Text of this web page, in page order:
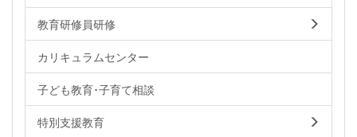
教育研修員研修
カリキュラムセンター
子ども教育･子育て相談
特別支援教育